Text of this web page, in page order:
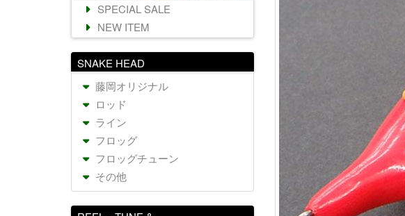
SPECIAL SALE
NEW ITEM
SNAKE HEAD
藤岡オリジナル
ロッド
ライン
フロッグ
フロッグチューン
その他